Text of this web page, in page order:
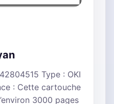
Type : OKI
: Cette cartouche
3000 pages